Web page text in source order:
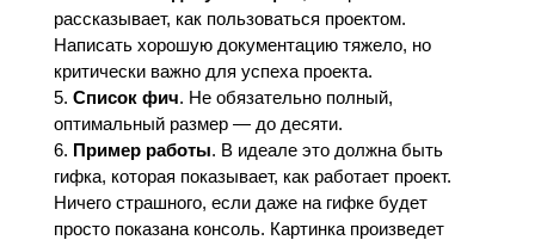
рассказывает, как пользоваться проектом.
Написать хорошую документацию тяжело, но
критически важно для успеха проекта.
Список фич. Не обязательно полный,
оптимальный размер — до десяти.
Пример работы. В идеале это должна быть
гифка, которая показывает, как работает проект.
Ничего страшного, если даже на гифке будет
просто показана консоль. Картинка произведет